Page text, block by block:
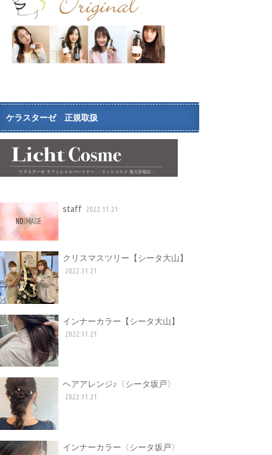
ケラスターゼ 正規取扱
staff 2022.11.21
クリスマスツリー【シータ大山】
2022.11.21
インナーカラー【シータ大山】
2022.11.21
ヘアアレンジ♪〈シータ坂戸〉
2022.11.21
インナーカラー〈シータ坂戸〉